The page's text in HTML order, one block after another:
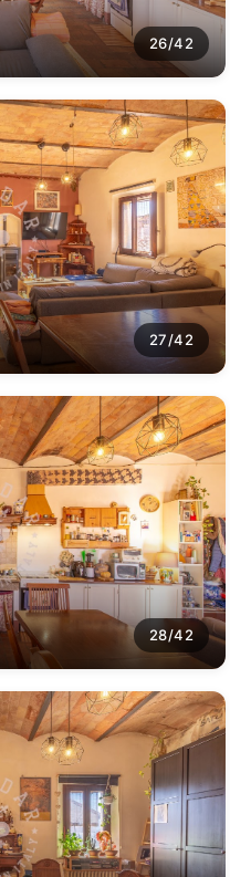
26/42
27/42
28/42